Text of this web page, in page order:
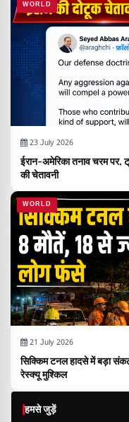
WORLD
23 July 2026
ईरान-अमेरिका तनाव चरम
की चेतावनी
WORLD
21 July 2026
सिक्किम टनल हादसे में बड़ा
रेस्क्यू मुश्किल
हमसे जुड़ें